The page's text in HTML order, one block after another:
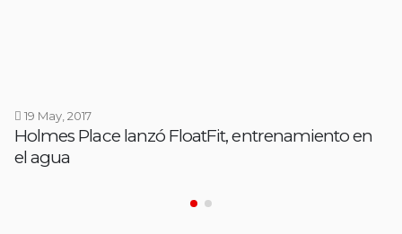
19 May, 2017
Holmes Place lanzó FloatFit, entrenamiento en
el agua